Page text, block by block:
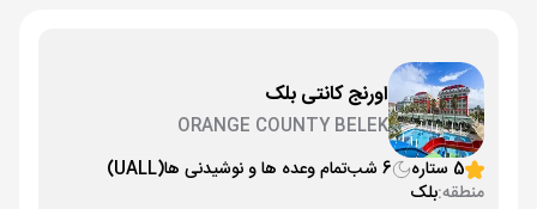
اورنج کانتی بلک
ORANGE COUNTY BELEK
5 ستاره
6 شب تمام وعده ها و نوشیدنی ها(UALL)
منطقه:بلک